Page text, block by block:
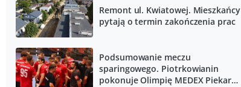
Remont ul. Kwiatowej. Mieszkańcy
pytają o termin zakończenia prac
Podsumowanie meczu
sparingowego. Piotrkowianin
pokonuje Olimpię MEDEX Piekary